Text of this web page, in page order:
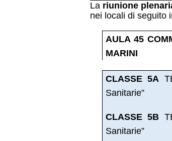
La riunione
nei locali di seguito
AULA 45
MARINI
CLASSE 5A
Sanitarie”
CLASSE 5B
Sanitarie”